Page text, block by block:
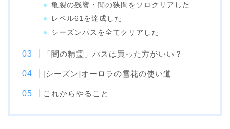
亀裂の残響・闇の狭間をソロクリアした
レベル61を達成した
シーズンパスを全てクリアした
「闇の精霊」パスは買った方がいい？
[シーズン]オーロラの雪花の使い道
これからやること